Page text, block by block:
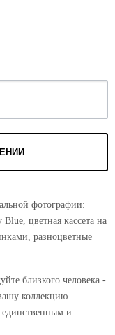
фотографии:
цветная кассета на
разноцветные
близкого человека -
коллекцию
и